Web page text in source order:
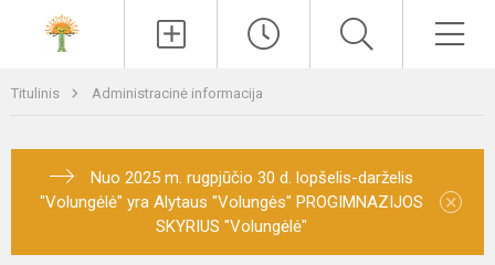
Titulinis Administracinė informacija
Nuo 2025 m. rugpjūčio 30 d. lopšelis-darželis
"Volungėlė" yra Alytaus "Volungės" PROGIMNAZIJOS
SKYRIUS "Volungėlė"
×